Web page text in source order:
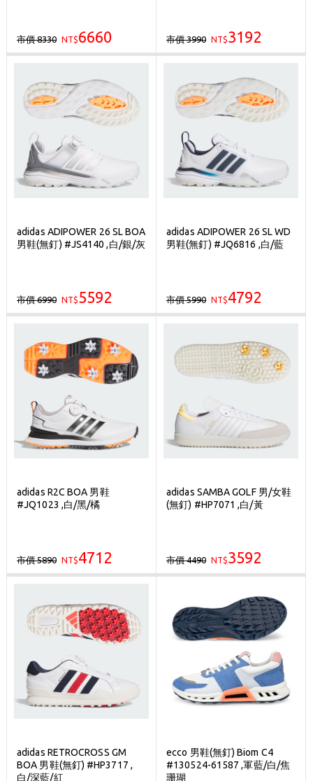
市價 8330 NT$6660 市價 3990 NT$3192
adidas ADIPOWER 26 SL BOA
男鞋(無釘) #JS4140 ,白/銀/灰
市價 6990 NT$5592
adidas ADIPOWER 26 SL WD
男鞋(無釘) #JQ6816 ,白/藍
市價 5990 NT$4792
adidas R2C BOA 男鞋
#JQ1023 ,白/黑/橘
市價 5890 NT$4712
adidas SAMBA GOLF 男/女鞋
(無釘) #HP7071 ,白/黃
市價 4490 NT$3592
adidas RETROCROSS GM
BOA 男鞋(無釘) #HP3717 ,
白/深藍/紅
ecco 男鞋(無釘) Biom C4
#130524-61587 ,軍藍/白/焦
珊瑚